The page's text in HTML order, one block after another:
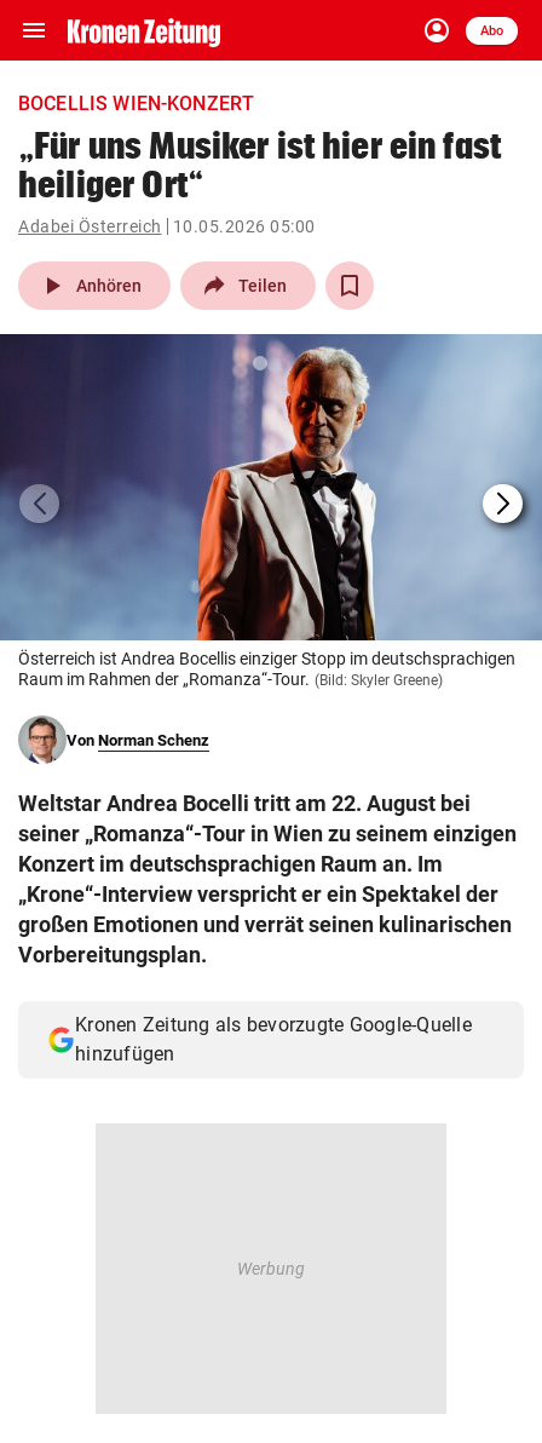
menu Navigation
ein-/ausklappen
account_circle
Anmelden
Abo
close Schließen
account_circle Anmelden
pin_drop
Wien arrow_right
bookmark
© Krone Multimedia GmbH & Co KG 2026
Muthgasse 2, 1190 Wien
BOCELLIS WIEN-KONZERT
„Für uns Musiker ist hier ein fast
heiliger Ort“
Adabei Österreich 10.05.2026 05:00
play_arrow Anhören Teilen
Österreich ist Andrea Bocellis einziger Stopp im deutschsprachigen
Raum im Rahmen der „Romanza“-Tour. (Bild: Skyler Greene)
Von Norman Schenz
Weltstar Andrea Bocelli tritt am 22. August bei
seiner „Romanza“-Tour in Wien zu seinem einzigen
Konzert im deutschsprachigen Raum an. Im
„Krone“-Interview verspricht er ein Spektakel der
großen Emotionen und verrät seinen kulinarischen
Vorbereitungsplan.
Kronen Zeitung als bevorzugte Google-Quelle
hinzufügen